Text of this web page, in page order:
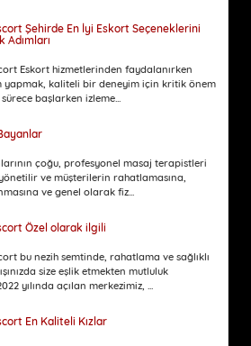
Şehirde En İyi Eskort Seçeneklerini
Adımları
Eskort hizmetlerinden faydalanırken
yapmak, kaliteli bir deneyim için kritik önem
sürece başlarken izleme...
çoğu, profesyonel masaj terapistleri
ve müşterilerin rahatlamasına,
ve genel olarak fiz...
Özel olarak ilgili
bu nezih semtinde, rahatlama ve sağlıklı
size eşlik etmekten mutluluk
yılında açılan merkezimiz, ...
En Kaliteli Kızlar